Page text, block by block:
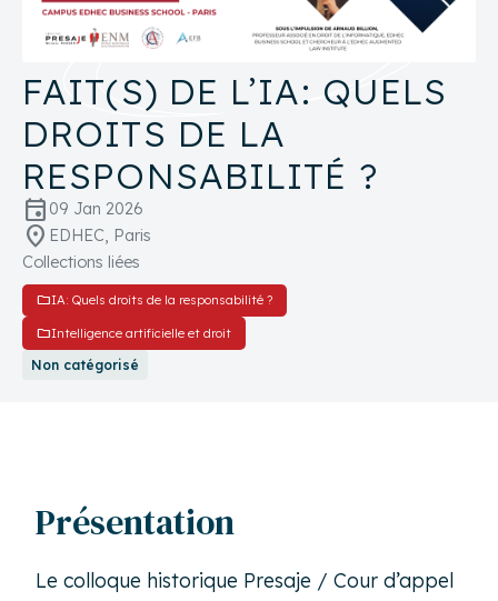
FAIT(S) DE L’IA: QUELS
DROITS DE LA
RESPONSABILITÉ ?
event 09 Jan 2026
location_on EDHEC, Paris
Collections liées
folderIA: Quels droits de la responsabilité ?
folderIntelligence artificielle et droit
Non catégorisé
Présentation
Le colloque historique Presaje / Cour d’appel